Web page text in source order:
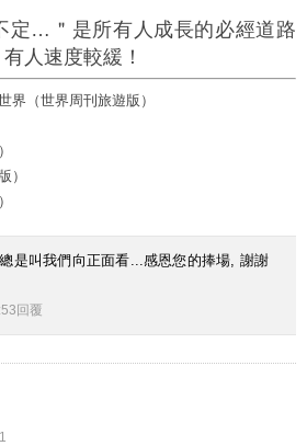
定…＂是所有人成長的必經道路
人速度較緩！
界（世界周刊旅遊版）
）
是叫我們向正面看...感恩您的捧場, 謝謝
53回覆